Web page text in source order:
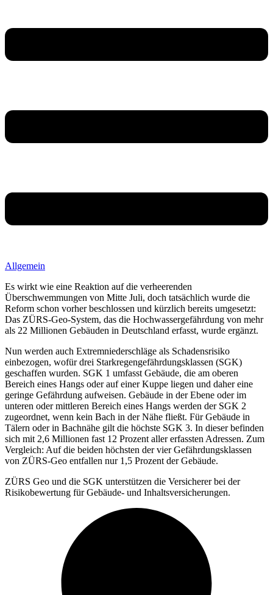
Allgemein
Es wirkt wie eine Reaktion auf die verheerenden
Überschwemmungen von Mitte Juli, doch tatsächlich wurde die
Reform schon vorher beschlossen und kürzlich bereits umgesetzt:
Das ZÜRS-Geo-System, das die Hochwassergefährdung von mehr
als 22 Millionen Gebäuden in Deutschland erfasst, wurde ergänzt.
Nun werden auch Extremniederschläge als Schadensrisiko
einbezogen, wofür drei Starkregengefährdungsklassen (SGK)
geschaffen wurden. SGK 1 umfasst Gebäude, die am oberen
Bereich eines Hangs oder auf einer Kuppe liegen und daher eine
geringe Gefährdung aufweisen. Gebäude in der Ebene oder im
unteren oder mittleren Bereich eines Hangs werden der SGK 2
zugeordnet, wenn kein Bach in der Nähe fließt. Für Gebäude in
Tälern oder in Bachnähe gilt die höchste SGK 3. In dieser befinden
sich mit 2,6 Millionen fast 12 Prozent aller erfassten Adressen. Zum
Vergleich: Auf die beiden höchsten der vier Gefährdungsklassen
von ZÜRS-Geo entfallen nur 1,5 Prozent der Gebäude.
ZÜRS Geo und die SGK unterstützen die Versicherer bei der
Risikobewertung für Gebäude- und Inhaltsversicherungen.